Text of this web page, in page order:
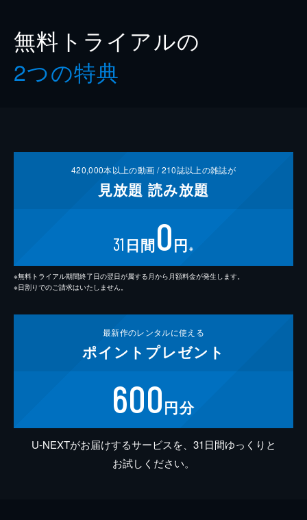
無料トライアルの
2つの特典
420,000本以上の動画 /210誌以上の雑誌が
見放題 読み放題
31 日間0円 ※
※無料トライアル期間終了日の翌日が属する月から月額料金が発生します。
※日割りでのご請求はいたしません。
最新作のレンタルに使える
ポイント プレゼント
600円分
U-NEXTがお届けするサービスを、31日間ゆっくりと
お試しください。